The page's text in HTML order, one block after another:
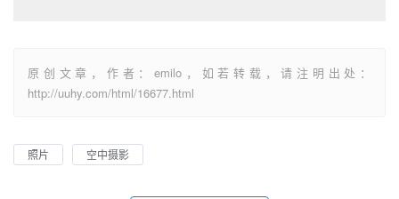
原创文章，作者：emilo，如若转载，请注明出处：
http://uuhy.com/html/16677.html
照片 空中摄影